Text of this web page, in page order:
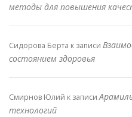
методы для повышения
Сидорова Берта к записи
состоянием здоровья
Смирнов Юлий к записи
технологий